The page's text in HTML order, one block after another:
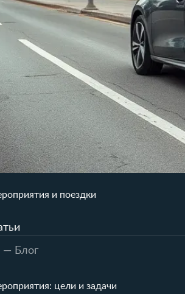
и поездки
— Блог
цели и задачи